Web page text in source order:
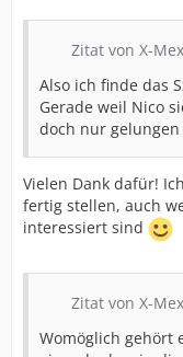
Zitat von X-Mex
Also ich finde das
Gerade weil Nico
doch nur
Vielen Dank dafür!
fertig stellen, auch
interessiert sind
Zitat von X-Mex
Womöglich gehört